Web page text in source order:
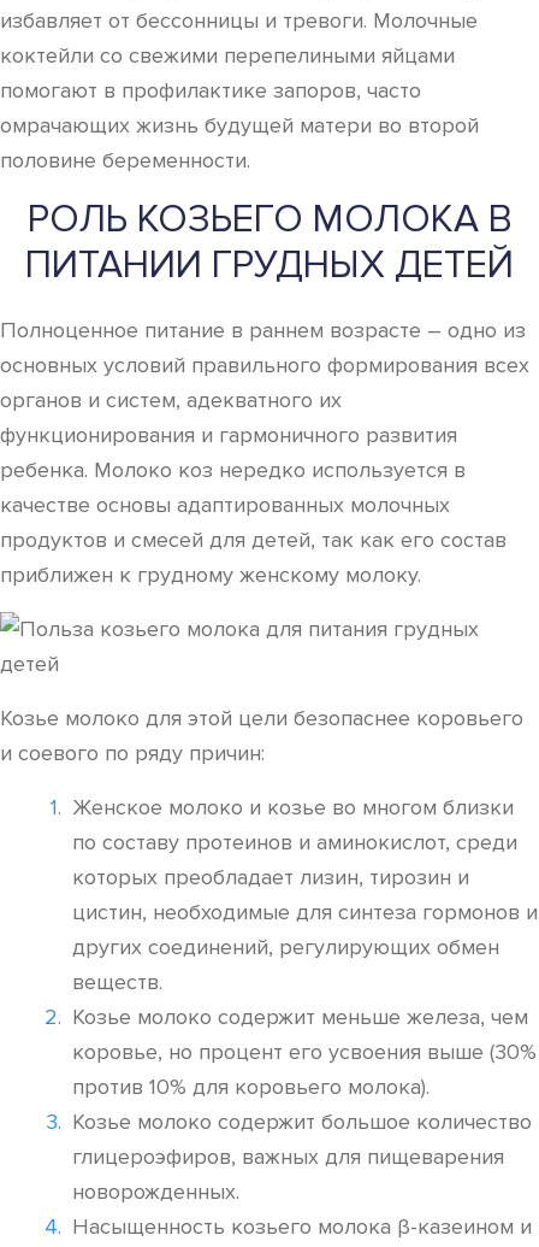
избавляет от бессонницы и тревоги. Молочные
коктейли со свежими перепелиными яйцами
помогают в профилактике запоров, часто
омрачающих жизнь будущей матери во второй
половине беременности.
РОЛЬ КОЗЬЕГО МОЛОКА В
ПИТАНИИ ГРУДНЫХ ДЕТЕЙ
Полноценное питание в раннем возрасте – одно из
основных условий правильного формирования всех
органов и систем, адекватного их
функционирования и гармоничного развития
ребенка. Молоко коз нередко используется в
качестве основы адаптированных молочных
продуктов и смесей для детей, так как его состав
приближен к грудному женскому молоку.
Козье молоко для этой цели безопаснее коровьего
и соевого по ряду причин:
Женское молоко и козье во многом близки
по составу протеинов и аминокислот, среди
которых преобладает лизин, тирозин и
цистин, необходимые для синтеза гормонов и
других соединений, регулирующих обмен
веществ.
Козье молоко содержит меньше железа, чем
коровье, но процент его усвоения выше (30%
против 10% для коровьего молока).
Козье молоко содержит большое количество
глицероэфиров, важных для пищеварения
новорожденных.
Насыщенность козьего молока β-казеином и